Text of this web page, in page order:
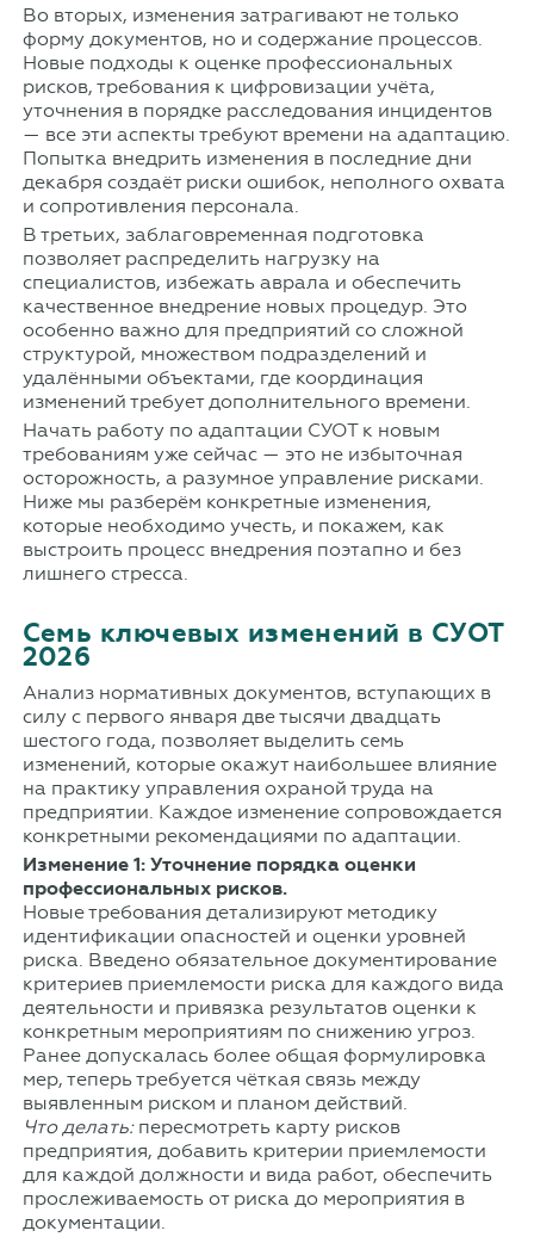
Во вторых, изменения затрагивают не только
форму документов, но и содержание процессов.
Новые подходы к оценке профессиональных
рисков, требования к цифровизации учёта,
уточнения в порядке расследования инцидентов
— все эти аспекты требуют времени на адаптацию.
Попытка внедрить изменения в последние дни
декабря создаёт риски ошибок, неполного охвата
и сопротивления персонала.
В третьих, заблаговременная подготовка
позволяет распределить нагрузку на
специалистов, избежать аврала и обеспечить
качественное внедрение новых процедур. Это
особенно важно для предприятий со сложной
структурой, множеством подразделений и
удалёнными объектами, где координация
изменений требует дополнительного времени.
Начать работу по адаптации СУОТ к новым
требованиям уже сейчас — это не избыточная
осторожность, а разумное управление рисками.
Ниже мы разберём конкретные изменения,
которые необходимо учесть, и покажем, как
выстроить процесс внедрения поэтапно и без
лишнего стресса.
Семь ключевых изменений в СУОТ
2026
Анализ нормативных документов, вступающих в
силу с первого января две тысячи двадцать
шестого года, позволяет выделить семь
изменений, которые окажут наибольшее влияние
на практику управления охраной труда на
предприятии. Каждое изменение сопровождается
конкретными рекомендациями по адаптации.
Изменение 1: Уточнение порядка оценки
профессиональных рисков.
Новые требования детализируют методику
идентификации опасностей и оценки уровней
риска. Введено обязательное документирование
критериев приемлемости риска для каждого вида
деятельности и привязка результатов оценки к
конкретным мероприятиям по снижению угроз.
Ранее допускалась более общая формулировка
мер, теперь требуется чёткая связь между
выявленным риском и планом действий.
Что делать:пересмотреть карту рисков
предприятия, добавить критерии приемлемости
для каждой должности и вида работ, обеспечить
прослеживаемость от риска до мероприятия в
документации.